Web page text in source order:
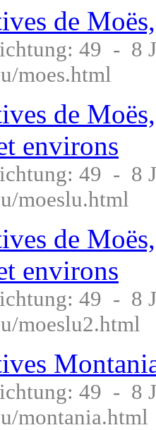
de
49 - 8
moes.html
de
environs
49 - 8
moeslu.html
de
environs
49 - 8
moeslu2.html
49 - 8
montania.html